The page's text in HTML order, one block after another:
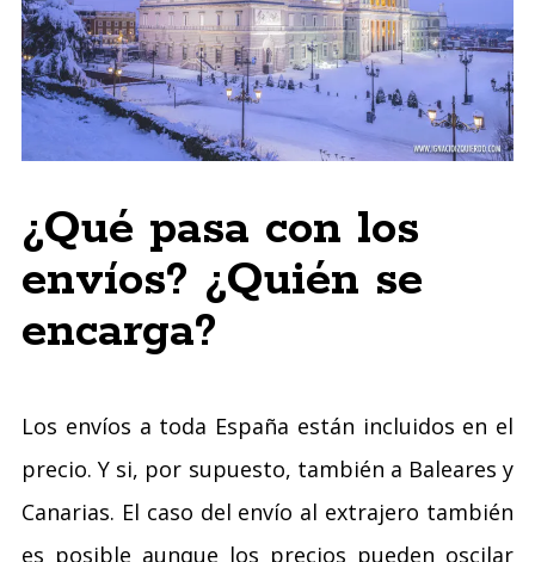
¿Qué pasa con los
envíos? ¿Quién se
encarga?
Los envíos a toda España están incluidos en el
precio. Y si, por supuesto, también a Baleares y
Canarias. El caso del envío al extrajero también
es posible aunque los precios pueden oscilar